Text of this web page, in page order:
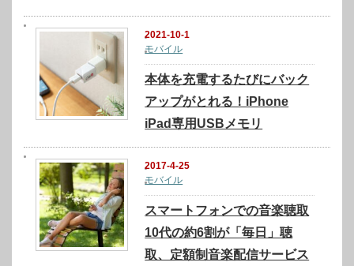
2021-10-1
モバイル
本体を充電するたびにバック
アップがとれる！iPhone
iPad専用USBメモリ
2017-4-25
モバイル
スマートフォンでの音楽聴取
10代の約6割が「毎日」聴
取、定額制音楽配信サービス